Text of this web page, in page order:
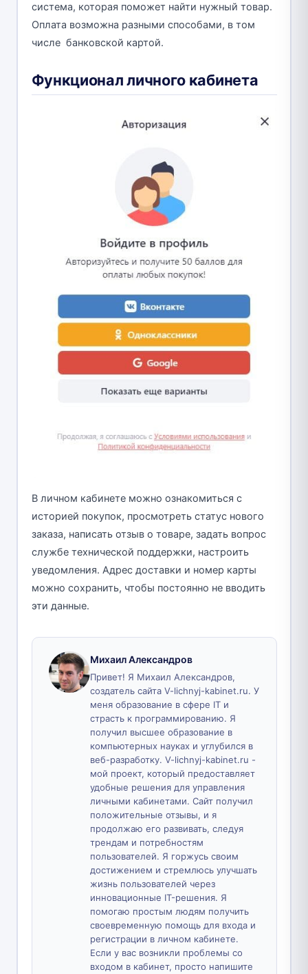
система, которая поможет найти нужный товар.
Оплата возможна разными способами, в том
числе банковской картой.
Функционал личного кабинета
В личном кабинете можно ознакомиться с
историей покупок, просмотреть статус нового
заказа, написать отзыв о товаре, задать вопрос
службе технической поддержки, настроить
уведомления. Адрес доставки и номер карты
можно сохранить, чтобы постоянно не вводить
эти данные.
Михаил Александров
Привет! Я Михаил Александров,
создатель сайта V-lichnyj-kabinet.ru. У
меня образование в сфере IT и
страсть к программированию. Я
получил высшее образование в
компьютерных науках и углубился в
веб-разработку. V-lichnyj-kabinet.ru -
мой проект, который предоставляет
удобные решения для управления
личными кабинетами. Сайт получил
положительные отзывы, и я
продолжаю его развивать, следуя
трендам и потребностям
пользователей. Я горжусь своим
достижением и стремлюсь улучшать
жизнь пользователей через
инновационные IT-решения. Я
помогаю простым людям получить
своевременную помощь для входа и
регистрации в личном кабинете.
Если у вас возникли проблемы со
входом в кабинет, просто напишите